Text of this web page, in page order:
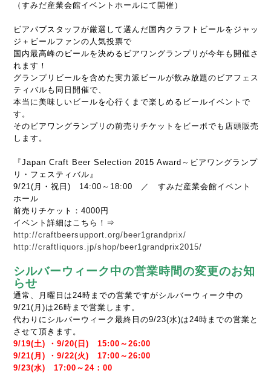
（すみだ産業会館イベントホールにて開催）
ビアパブスタッフが厳選して選んだ国内クラフトビールをジャッ
ジ＋ビールファンの人気投票で
国内最高峰のビールを決めるビアワングランプリが今年も開催さ
れます！
グランプリビールを含めた実力派ビールが飲み放題のビアフェス
ティバルも同日開催で、
本当に美味しいビールを心行くまで楽しめるビールイベントで
す。
そのビアワングランプリの前売りチケットをビーボでも店頭販売
します。
『Japan Craft Beer Selection 2015 Award ～ビアワングランプ
リ・フェスティバル』
9/21(月・祝日) 14:00～18:00 ／ すみだ産業会館イベント
ホール
前売りチケット：4000円
イベント詳細はこちら！⇒
http://craftbeersupport.org/beer1grandprix/
http://craftliquors.jp/shop/beer1grandprix2015/
シルバーウィーク中の営業時間の変更のお知
らせ
通常、月曜日は24時までの営業ですがシルバーウィーク中の
9/21(月)は26時まで営業します。
代わりにシルバーウィーク最終日の9/23(水)は24時までの営業と
させて頂きます。
9/19(土) ・9/20(日) 15:00～26:00
9/21(月) ・9/22(火) 17:00～26:00
9/23(水) 17:00～24：00